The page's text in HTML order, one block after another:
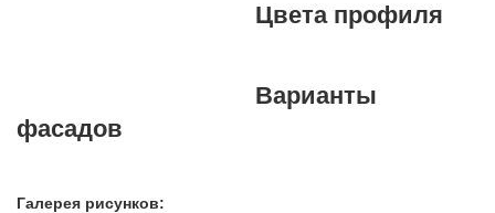
Цвета профиля
Варианты
фасадов
Галерея рисунков: